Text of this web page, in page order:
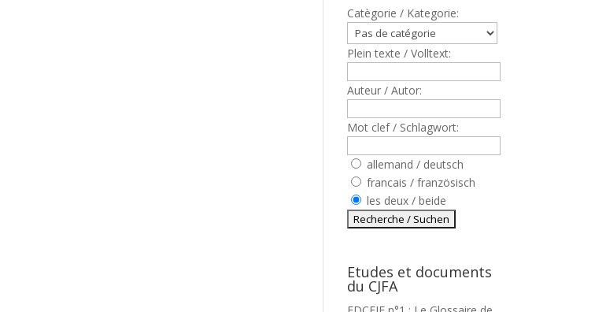
Catègorie / Kategorie:
Plein texte / Volltext:
Auteur / Autor:
Mot clef / Schlagwort:
allemand / deutsch
francais / französisch
les deux / beide
Etudes et documents
du CJFA